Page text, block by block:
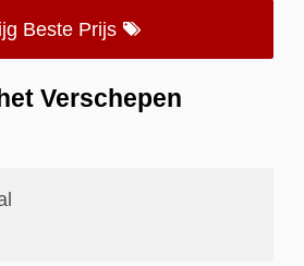
Beste Prijs
Verschepen